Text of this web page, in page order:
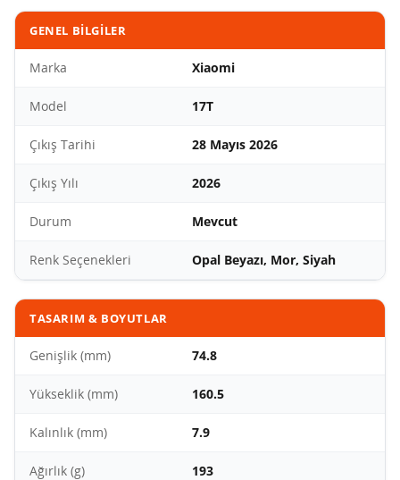
GENEL BILGILER
Marka Xiaomi
Model 17T
Çıkış Tarihi 28 Mayıs 2026
Çıkış Yılı 2026
Durum Mevcut
Renk Seçenekleri Opal Beyazı, Mor, Siyah
TASARIM & BOYUTLAR
Genişlik (mm) 74.8
Yükseklik (mm) 160.5
Kalınlık (mm) 7.9
Ağırlık (g) 193